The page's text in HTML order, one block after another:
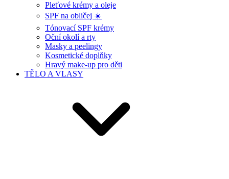
Pleťové krémy a oleje
SPF na obličej ☀️
Tónovací SPF krémy
Oční okolí a rty
Masky a peelingy
Kosmetické doplňky
Hravý make-up pro děti
TĚLO A VLASY